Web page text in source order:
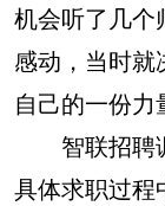
机会听了几个
感动，当时
自己的一份力
智联招聘
具体求职过程